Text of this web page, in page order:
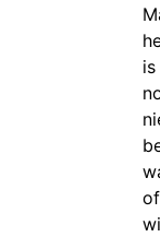
is
of